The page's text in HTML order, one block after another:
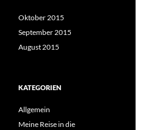
Oktober 2015
September 2015
August 2015
KATEGORIEN
Allgemein
Meine Reise in die